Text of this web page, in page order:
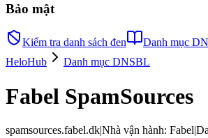
Bảo mật
Kiểm tra danh sách đen
Danh mục
HeloHub
Danh mục DNSBL
Fabel SpamSources
spamsources.fabel.dk|Nhà vận hành: Fabel|